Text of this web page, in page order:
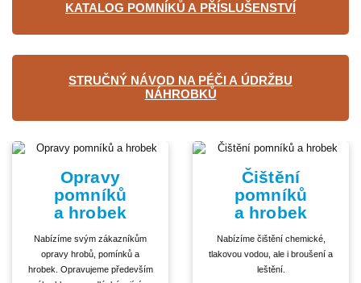
KATALOG POMNÍKŮ A PŘÍSLUŠENSTVÍ
STRUČNÝ NÁVOD NA PÉČI A ÚDRŽBU
NÁHROBKŮ
Opravy
pomníků
a hrobek
Nabízíme svým zákazníkům
opravy hrobů, pomínků a
hrobek. Opravujeme především
Čištění
pomníků
a hrobek
Nabízíme čištění chemické,
tlakovou vodou, ale i broušení a
leštění.